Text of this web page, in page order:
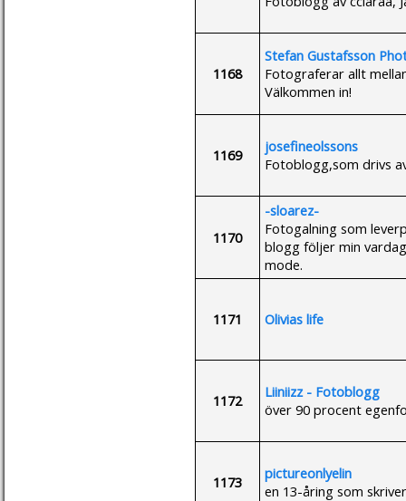
1168
Stefan Gustafsson
Fotograferar allt
Välkommen in!
1169
josefineolssons
Fotoblogg,som drivs
1170
-sloarez-
Fotogalning som
blogg följer min
mode.
1171 Olivias life
1172
Liiniizz - Fotoblogg
över 90 procent
1173
pictureonlyelin
en 13-åring som